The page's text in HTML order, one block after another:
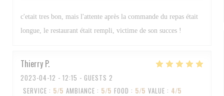
c'etait tres bon, mais l'attente après la commande du repas était
longue, le restaurant était rempli, victime de son succes !
Thierry P
2023-04-12 - 12:15 - GUESTS 2
SERVICE : 5/5 AMBIANCE : 5/5 FOOD : 5/5 VALUE : 4/5